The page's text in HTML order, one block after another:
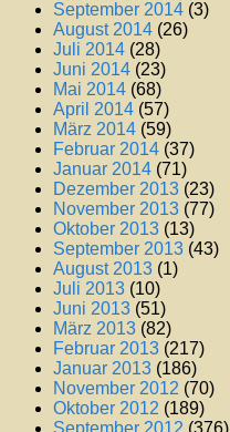
September 2014 (3)
August 2014 (26)
Juli 2014 (28)
Juni 2014 (23)
Mai 2014 (68)
April 2014 (57)
März 2014 (59)
Februar 2014 (37)
Januar 2014 (71)
Dezember 2013 (23)
November 2013 (77)
Oktober 2013 (13)
September 2013 (43)
August 2013 (1)
Juli 2013 (10)
Juni 2013 (51)
März 2013 (82)
Februar 2013 (217)
Januar 2013 (186)
November 2012 (70)
Oktober 2012 (189)
September 2012 (376)